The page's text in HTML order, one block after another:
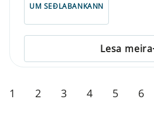
UM SEÐLABANKANN
Lesa meira
1 2 3 4 5 6